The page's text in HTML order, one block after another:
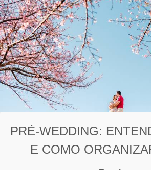
PRÉ-WEDDING:
E COMO